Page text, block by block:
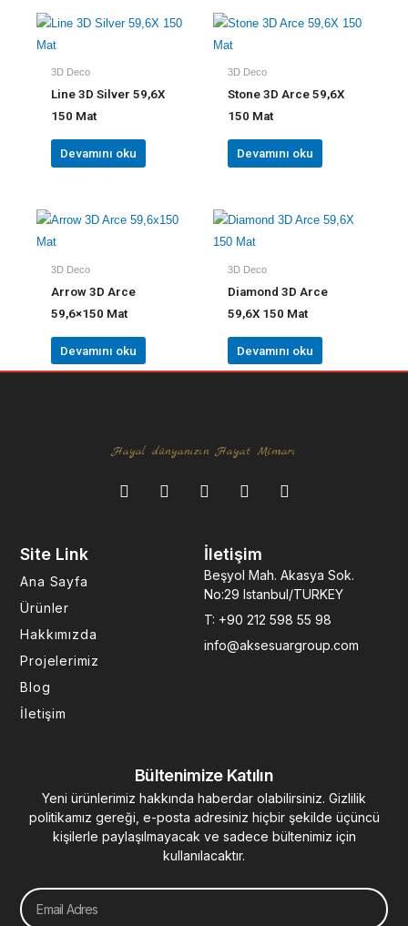
3D Deco
Line 3D Silver 59,6X
150 Mat
Devamını oku
3D Deco
Stone 3D Arce 59,6X
150 Mat
Devamını oku
3D Deco
Arrow 3D Arce
59,6×150 Mat
Devamını oku
3D Deco
Diamond 3D Arce
59,6X 150 Mat
Devamını oku
Hayal dünyanızın Hayat Mimarı
F
I
L
e
d
i
n
-
i
n
Y
u
b
e
P
r
e
s
t
Site Link
Ana Sayfa
Ürünler
Hakkımızda
Projelerimiz
Blog
İletişim
İletişim
Beşyol Mah. Akasya Sok.
No:29 Istanbul/TURKEY
T: +90 212 598 55 98
info@aksesuargroup.com
Bültenimize Katılın
Yeni ürünlerimiz hakkında haberdar olabilirsiniz. Gizlilik
politikamız gereği, e-posta adresiniz hiçbir şekilde üçüncü
kişilerle paylaşılmayacak ve sadece bültenimiz için
kullanılacaktır.
Email